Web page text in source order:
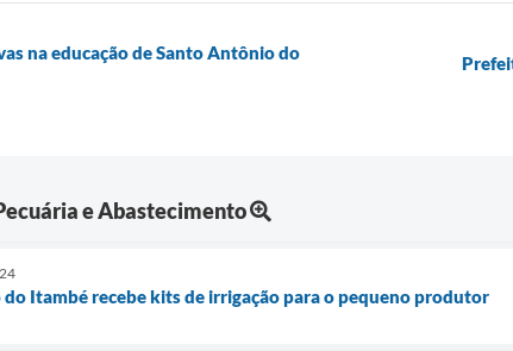
na educação de Santo Antônio do
e Abastecimento
Itambé recebe kits de irrigação para o pequeno produtor